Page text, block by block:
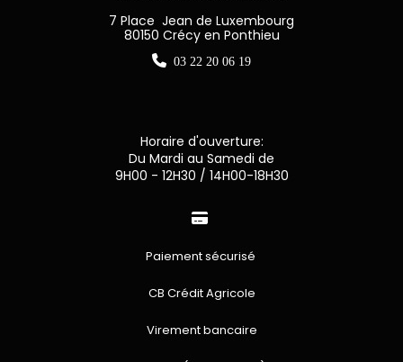
7 Place Jean de Luxembourg
80150 Crécy en Ponthieu
 03 22 20 06 19
Horaire d'ouverture:
Du Mardi au Samedi de
9H00 - 12H30 / 14H00-18H30

Paiement sécurisé
CB Crédit Agricole
Virement bancaire